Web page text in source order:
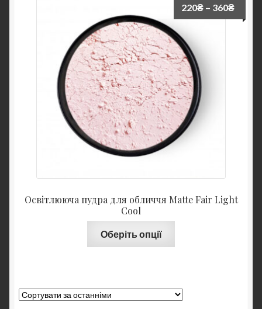
Освітлююча пудра для обличчя Matte Fair Light
Cool
220₴ – 360₴
Оберіть опції